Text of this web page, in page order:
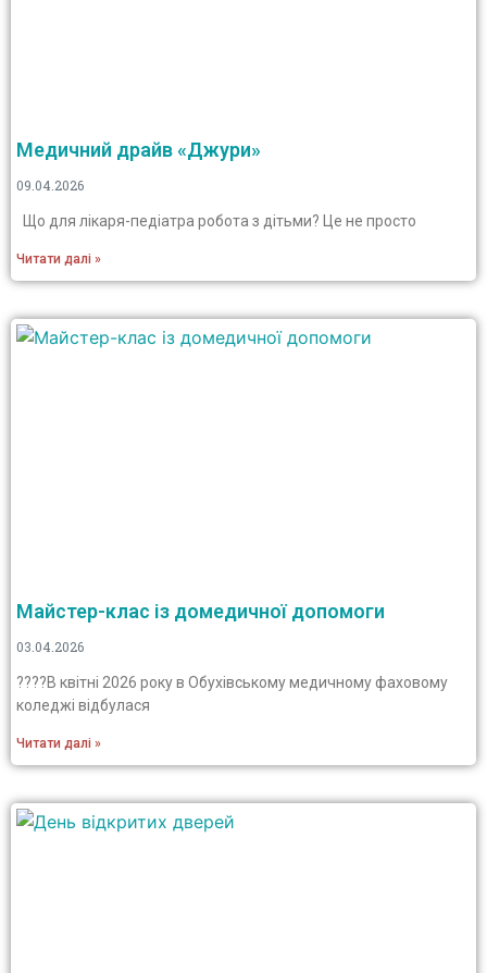
Медичний драйв «Джури»
09.04.2026
Що для лікаря-педіатра робота з дітьми? Це не просто
Читати далі »
Майстер-клас із домедичної допомоги
03.04.2026
????В квітні 2026 року в Обухівському медичному фаховому
коледжі відбулася
Читати далі »